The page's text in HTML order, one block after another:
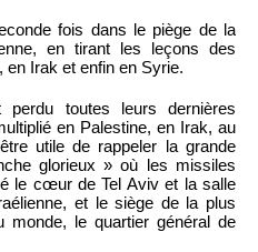
fois dans le piège de la
en tirant les leçons des
Irak et enfin en Syrie.
toutes leurs dernières
en Palestine, en Irak, au
utile de rappeler la grande
glorieux » où les missiles
le cœur de Tel Aviv et la salle
et le siège de la plus
monde, le quartier général de